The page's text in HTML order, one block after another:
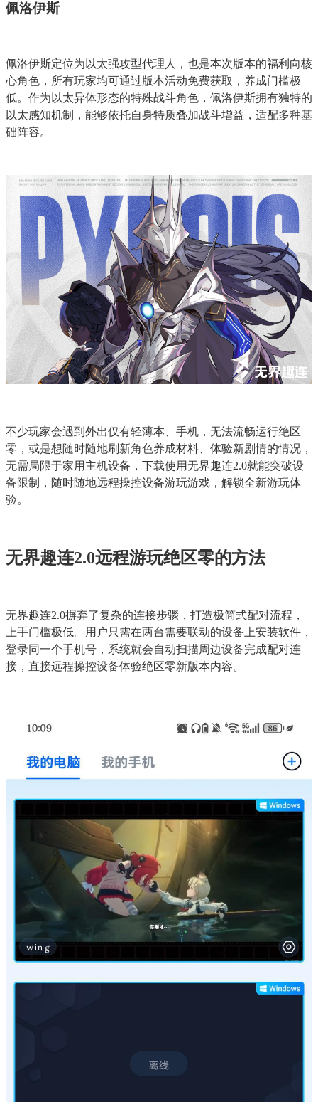
佩洛伊斯
佩洛伊斯定位为以太强攻型代理人，也是本次版本的福利向核
心角色，所有玩家均可通过版本活动免费获取，养成门槛极
低。作为以太异体形态的特殊战斗角色，佩洛伊斯拥有独特的
以太感知机制，能够依托自身特质叠加战斗增益，适配多种基
础阵容。
不少玩家会遇到外出仅有轻薄本、手机，无法流畅运行绝区
零，或是想随时随地刷新角色养成材料、体验新剧情的情况，
无需局限于家用主机设备，下载使用无界趣连2.0就能突破设
备限制，随时随地远程操控设备游玩游戏，解锁全新游玩体
验。
无界趣连2.0远程游玩绝区零的方法
无界趣连2.0摒弃了复杂的连接步骤，打造极简式配对流程，
上手门槛极低。用户只需在两台需要联动的设备上安装软件，
登录同一个手机号，系统就会自动扫描周边设备完成配对连
接，直接远程操控设备体验绝区零新版本内容。